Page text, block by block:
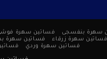
سهرة بنفسجى فساتين سهرة
فساتين سهرة زرقاء فساتين سهرة
فساتين سهرة وردي